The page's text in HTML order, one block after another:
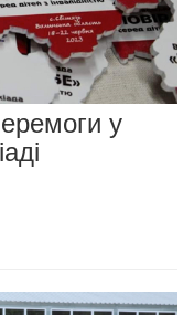
у